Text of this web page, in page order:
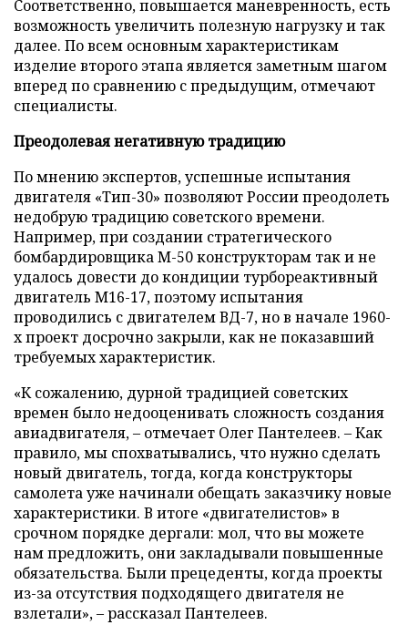
Соответственно, повышается маневренность, есть
возможность увеличить полезную нагрузку и так
далее. По всем основным характеристикам
изделие второго этапа является заметным шагом
вперед по сравнению с предыдущим, отмечают
специалисты.
Преодолевая негативную традицию
По мнению экспертов, успешные испытания
двигателя «Тип-30» позволяют России преодолеть
недобрую традицию советского времени.
Например, при создании стратегического
бомбардировщика М-50 конструкторам так и не
удалось довести до кондиции турбореактивный
двигатель М16-17, поэтому испытания
проводились с двигателем ВД-7, но в начале 1960-
х проект досрочно закрыли, как не показавший
требуемых характеристик.
«К сожалению, дурной традицией советских
времен было недооценивать сложность создания
авиадвигателя, – отмечает Олег Пантелеев. – Как
правило, мы спохватывались, что нужно сделать
новый двигатель, тогда, когда конструкторы
самолета уже начинали обещать заказчику новые
характеристики. В итоге «двигателистов» в
срочном порядке дергали: мол, что вы можете
нам предложить, они закладывали повышенные
обязательства. Были прецеденты, когда проекты
из-за отсутствия подходящего двигателя не
взлетали», – рассказал Пантелеев.